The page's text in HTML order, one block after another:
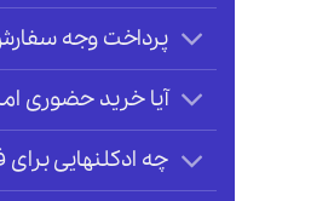
پرداخت وجه
آیا خرید حضوری
چه ادکلنهایی